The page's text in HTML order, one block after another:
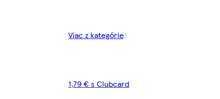
Viac z kategórie
1,79 € s Clubcard